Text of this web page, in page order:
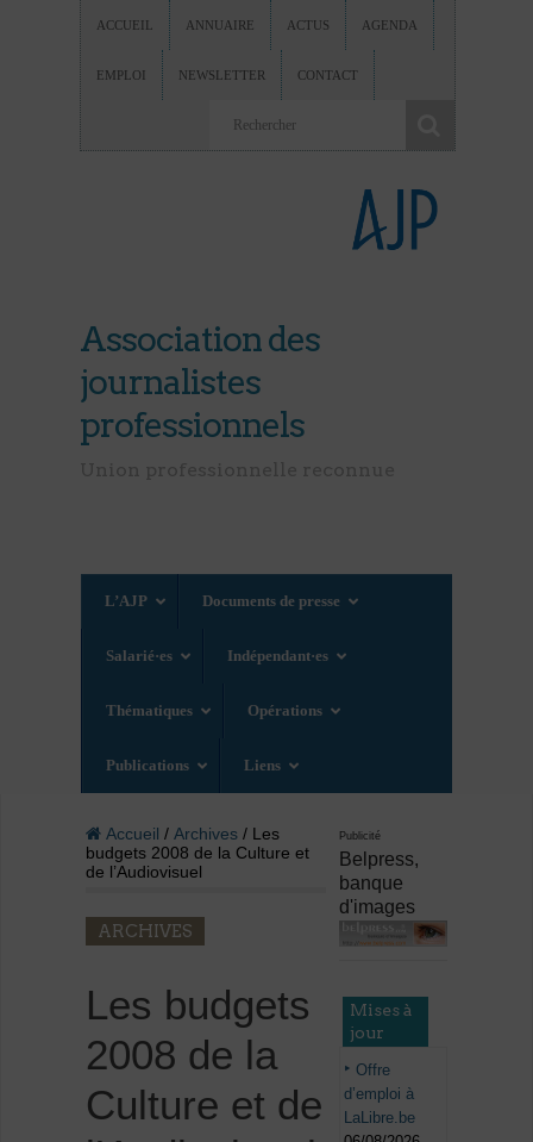
ACCUEIL ANNUAIRE ACTUS AGENDA
EMPLOI NEWSLETTER CONTACT
Association des
journalistes
professionnels
L’AJP Documents de presse
Salarié·es Indépendant·es
Thématiques Opérations
Publications Liens
Accueil / Archives/ Les
budgets 2008 de la Culture et
de l’Audiovisuel
ARCHIVES
Les budgets
2008 de la
Culture et de
Publicité
Belpress,
banque
d'images
Mises à
jour
Offre
d’emploi à
LaLibre.be